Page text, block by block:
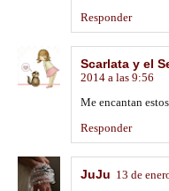
Responder
Scarlata y el
2014 a las 9:56
Me encantan
Responder
JuJu 13 de